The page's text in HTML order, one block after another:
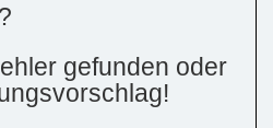
gefunden oder